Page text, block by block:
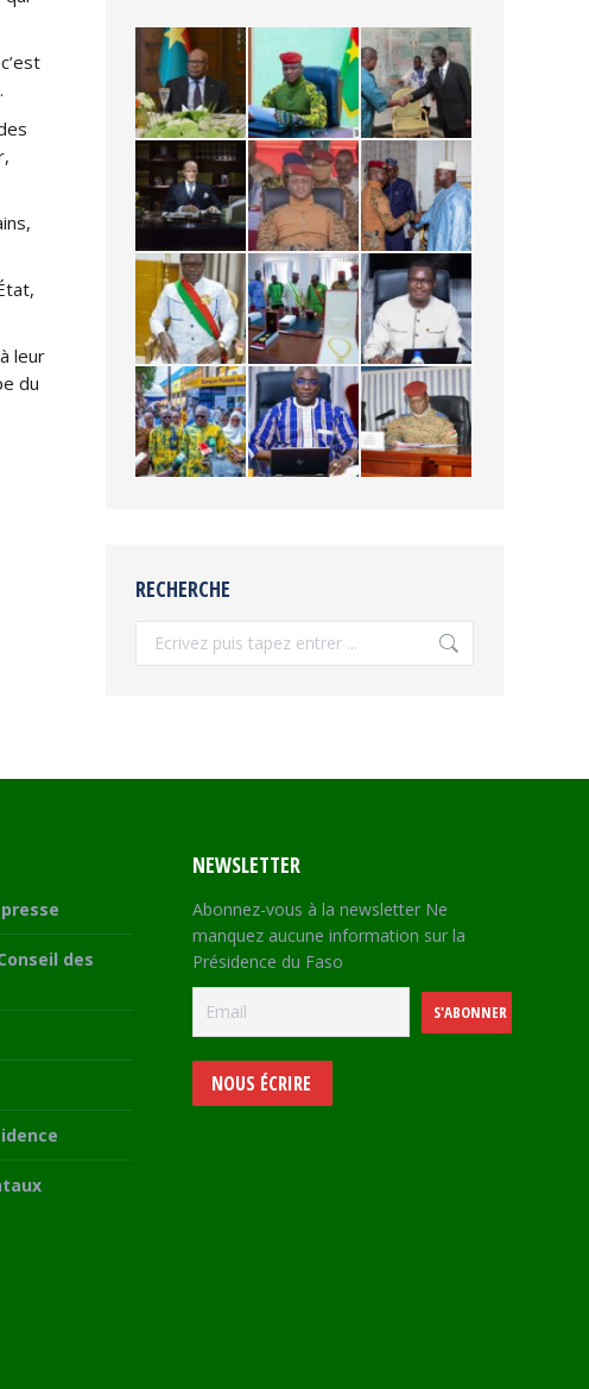
leur
du
RECHERCHE
Recherche
des
NEWSLETTER
Abonnez-vous à la newsletter Ne
manquez aucune information sur la
Présidence du Faso
NOUS ÉCRIRE